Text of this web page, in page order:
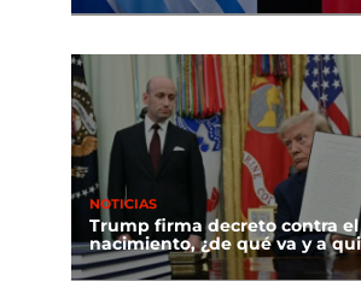
NOTICIAS
Trump firma decreto contra
nacimiento, ¿de qué va y a